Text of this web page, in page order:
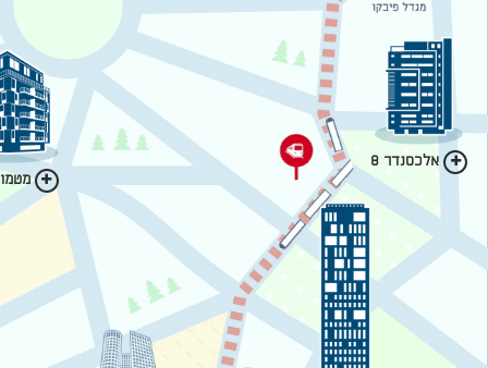
אלכסנדר 8